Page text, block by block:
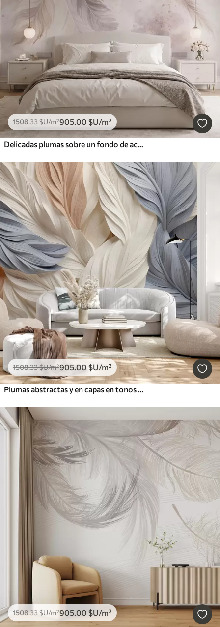
1508.33$U/m²905.00 $U/m²
Delicadas plumas sobre un fondo de acuarela en tonos pastel
1508.33$U/m²905.00 $U/m²
Plumas abstractas y en capas en tonos crema, beige y azul claro, con un aspecto texturizado y orgánico.
1508.33$U/m²905.00 $U/m²